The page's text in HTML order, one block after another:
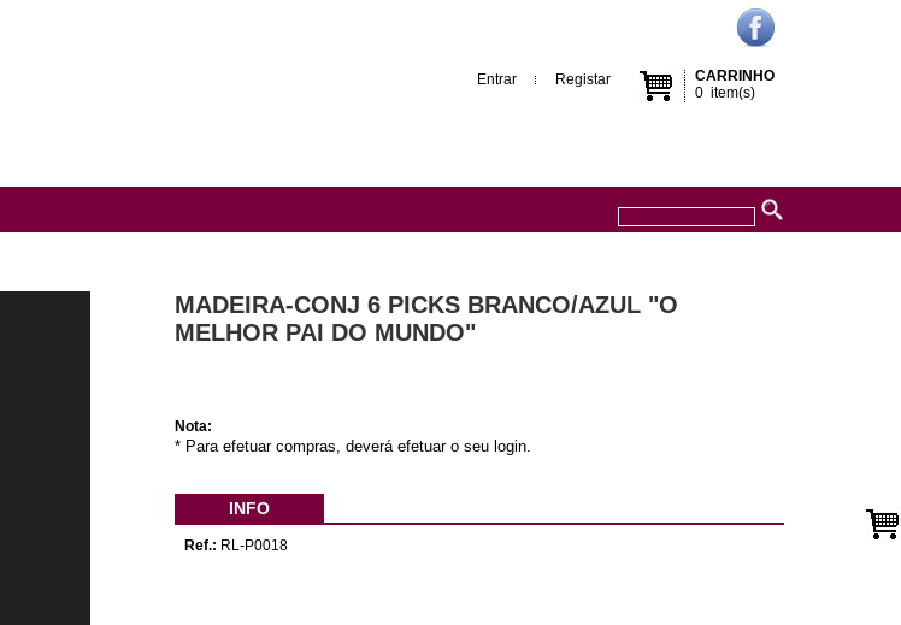
CARRINHO
0 item(s)
Entrar Registar
MADEIRA-CONJ 6 PICKS BRANCO/AZUL "O
MELHOR PAI DO MUNDO"
Nota:
* Para efetuar compras, deverá efetuar o seu login.
INFO
Ref.: RL-P0018